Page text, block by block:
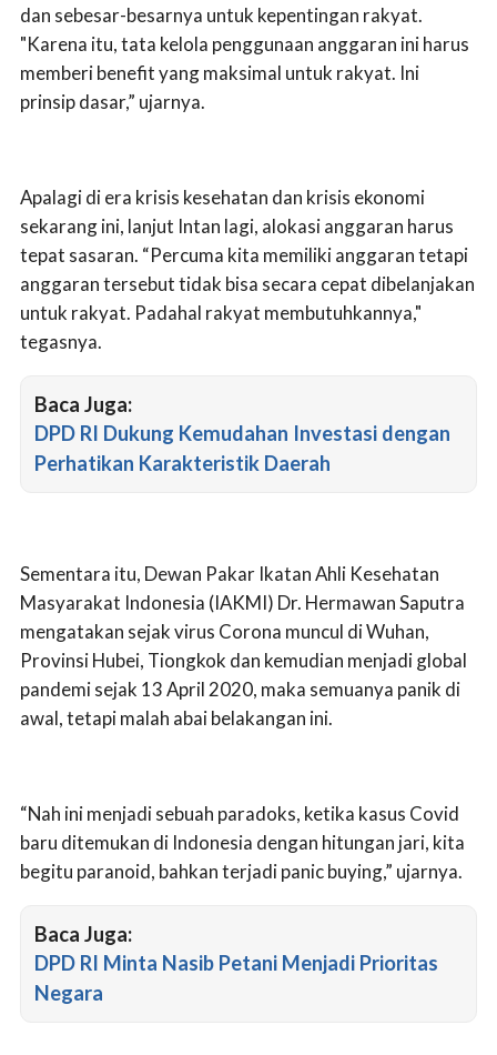
dan sebesar-besarnya untuk kepentingan rakyat.
"Karena itu, tata kelola penggunaan anggaran ini harus
memberi benefit yang maksimal untuk rakyat. Ini
prinsip dasar,” ujarnya.
Apalagi di era krisis kesehatan dan krisis ekonomi
sekarang ini, lanjut Intan lagi, alokasi anggaran harus
tepat sasaran. “Percuma kita memiliki anggaran tetapi
anggaran tersebut tidak bisa secara cepat dibelanjakan
untuk rakyat. Padahal rakyat membutuhkannya,"
tegasnya.
Baca Juga:
DPD RI Dukung Kemudahan Investasi dengan
Perhatikan Karakteristik Daerah
Sementara itu, Dewan Pakar Ikatan Ahli Kesehatan
Masyarakat Indonesia (IAKMI) Dr. Hermawan Saputra
mengatakan sejak virus Corona muncul di Wuhan,
Provinsi Hubei, Tiongkok dan kemudian menjadi global
pandemi sejak 13 April 2020, maka semuanya panik di
awal, tetapi malah abai belakangan ini.
“Nah ini menjadi sebuah paradoks, ketika kasus Covid
baru ditemukan di Indonesia dengan hitungan jari, kita
begitu paranoid, bahkan terjadi panic buying,” ujarnya.
Baca Juga:
DPD RI Minta Nasib Petani Menjadi Prioritas
Negara